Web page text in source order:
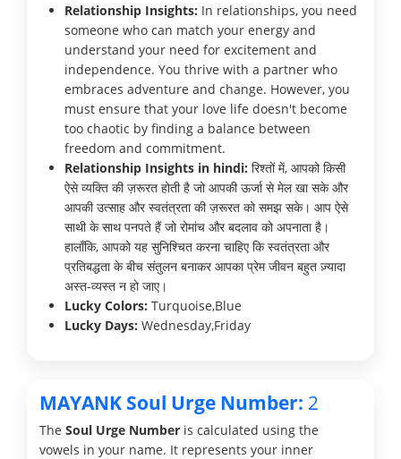
Relationship Insights: In relationships, you need
someone who can match your energy and
understand your need for excitement and
independence. You thrive with a partner who
embraces adventure and change. However, you
must ensure that your love life doesn't become
too chaotic by finding a balance between
freedom and commitment.
Relationship Insights in hindi: रिश्तों में, आपको किसी
ऐसे व्यक्ति की ज़रूरत होती है जो आपकी ऊर्जा से मेल खा सके और
आपकी उत्साह और स्वतंत्रता की ज़रूरत को समझ सके। आप ऐसे
साथी के साथ पनपते हैं जो रोमांच और बदलाव को अपनाता है।
हालाँकि, आपको यह सुनिश्चित करना चाहिए कि स्वतंत्रता और
प्रतिबद्धता के बीच संतुलन बनाकर आपका प्रेम जीवन बहुत ज़्यादा
अस्त-व्यस्त न हो जाए।
Lucky Colors: Turquoise,Blue
Lucky Days: Wednesday,Friday
MAYANK Soul Urge Number: 2
The Soul Urge Number is calculated using the
vowels in your name. It represents your inner